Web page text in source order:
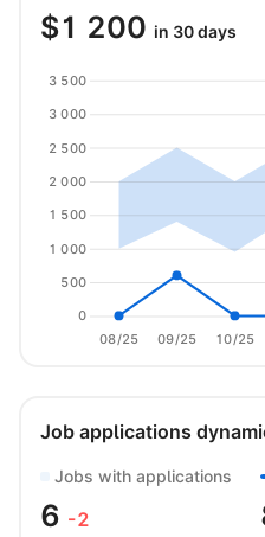
$1 200 in 30 days
08/25 09/25 10/25
0
500
1 000
1 500
2 000
2 500
3 000
3 500
Job applications
Jobs with applications
6 -2